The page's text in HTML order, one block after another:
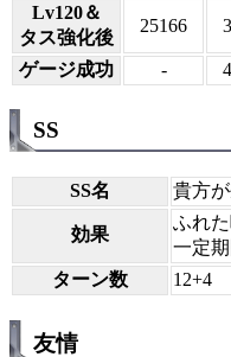
Lv120＆
タス強化後
25166
ゲージ成功 -
SS
SS名 貴方
効果
ふれ
一定
ターン数
12+4
友情